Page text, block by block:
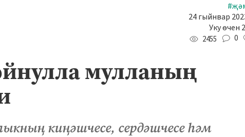
24 гыйнвар
Уку өчен
2455 0
мулланың
киңәшчесе, сердәшчесе һәм